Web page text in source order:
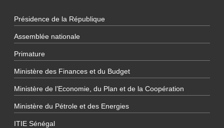
Présidence de la République
Assemblée nationale
Primature
Ministère des Finances et du Budget
Ministère de l’Economie, du Plan et de la Coopération
Ministère du Pétrole et des Energies
ITIE Sénégal